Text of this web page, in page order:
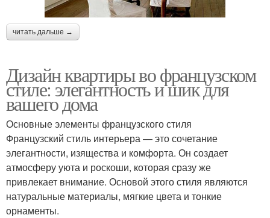
читать дальше →
Дизайн квартиры во французском
стиле: элегантность и шик для
вашего дома
Основные элементы французского стиля
Французский стиль интерьера — это сочетание
элегантности, изящества и комфорта. Он создает
атмосферу уюта и роскоши, которая сразу же
привлекает внимание. Основой этого стиля являются
натуральные материалы, мягкие цвета и тонкие
орнаменты.